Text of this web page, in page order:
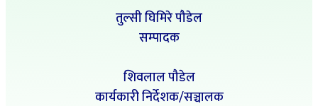
तुल्सी घिमिरे पौडेल
सम्पादक
शिवलाल पौडेल
कार्यकारी निर्देशक/सञ्चालक